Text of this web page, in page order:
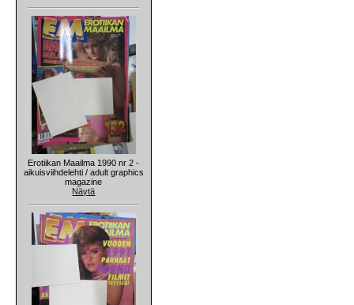
Erotiikan Maailma 1990 nr 2 -
aikuisviihdelehti / adult graphics
magazine
Näytä